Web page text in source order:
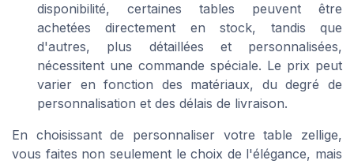
disponibilité, certaines tables peuvent être
achetées directement en stock, tandis que
d'autres, plus détaillées et personnalisées,
nécessitent une commande spéciale. Le prix peut
varier en fonction des matériaux, du degré de
personnalisation et des délais de livraison.
En choisissant de personnaliser votre table zellige,
vous faites non seulement le choix de l'élégance, mais